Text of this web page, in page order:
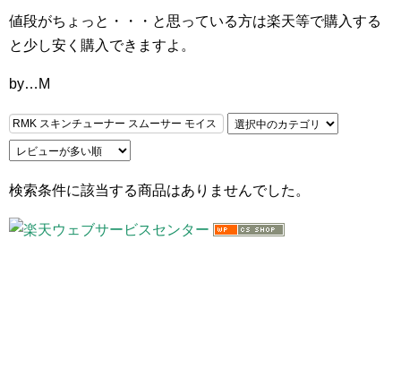
値段がちょっと・・・と思っている方は楽天等で購入する
と少し安く購入できますよ。
by…M
検索条件に該当する商品はありませんでした。